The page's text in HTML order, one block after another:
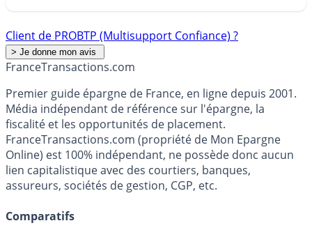
Client de PROBTP (Multisupport Confiance) ?
FranceTransactions.com
Premier guide épargne de France, en ligne depuis 2001.
Média indépendant de référence sur l'épargne, la
fiscalité et les opportunités de placement.
FranceTransactions.com (propriété de Mon Epargne
Online) est 100% indépendant, ne possède donc aucun
lien capitalistique avec des courtiers, banques,
assureurs, sociétés de gestion, CGP, etc.
Comparatifs